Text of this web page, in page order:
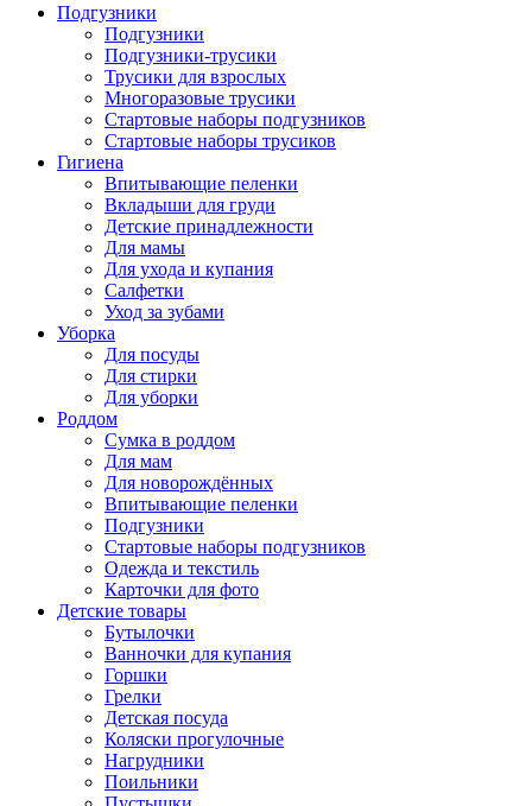
Подгузники
Подгузники
Подгузники-трусики
Трусики для взрослых
Многоразовые трусики
Стартовые наборы подгузников
Стартовые наборы трусиков
Гигиена
Впитывающие пеленки
Вкладыши для груди
Детские принадлежности
Для мамы
Для ухода и купания
Салфетки
Уход за зубами
Уборка
Для посуды
Для стирки
Для уборки
Роддом
Сумка в роддом
Для мам
Для новорождённых
Впитывающие пеленки
Подгузники
Стартовые наборы подгузников
Одежда и текстиль
Карточки для фото
Детские товары
Бутылочки
Ванночки для купания
Горшки
Грелки
Детская посуда
Коляски прогулочные
Нагрудники
Поильники